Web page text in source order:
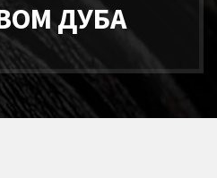
ДУБА